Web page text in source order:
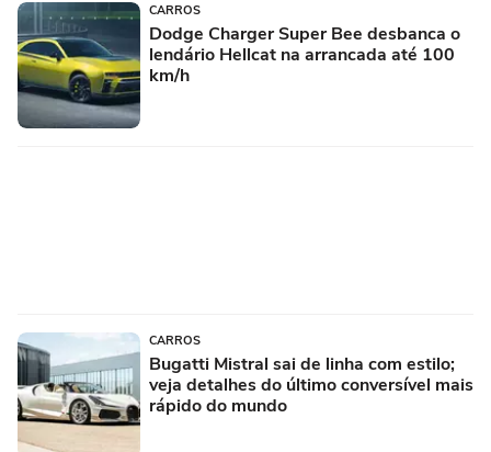
CARROS
Dodge Charger Super Bee desbanca o
lendário Hellcat na arrancada até 100
km/h
CARROS
Bugatti Mistral sai de linha com estilo;
veja detalhes do último conversível mais
rápido do mundo